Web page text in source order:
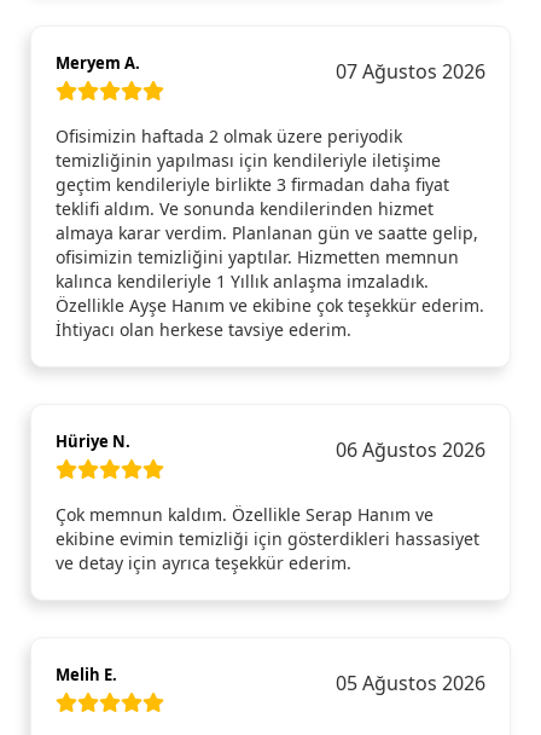
Meryem A. 07 Ağustos 2026
Ofisimizin haftada 2 olmak üzere periyodik
temizliğinin yapılması için kendileriyle iletişime
geçtim kendileriyle birlikte 3 firmadan daha fiyat
teklifi aldım. Ve sonunda kendilerinden hizmet
almaya karar verdim. Planlanan gün ve saatte gelip,
ofisimizin temizliğini yaptılar. Hizmetten memnun
kalınca kendileriyle 1 Yıllık anlaşma imzaladık.
Özellikle Ayşe Hanım ve ekibine çok teşekkür ederim.
İhtiyacı olan herkese tavsiye ederim.
Hüriye N. 06 Ağustos 2026
Çok memnun kaldım. Özellikle Serap Hanım ve
ekibine evimin temizliği için gösterdikleri hassasiyet
ve detay için ayrıca teşekkür ederim.
Melih E. 05 Ağustos 2026